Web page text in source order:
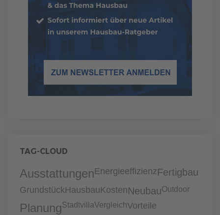
TAG-CLOUD
AusstattungenEnergieeffizienzFertigbau
GrundstückHausbauKostenNeubauOutdoor
PlanungStadtvillaVergleichVorteile